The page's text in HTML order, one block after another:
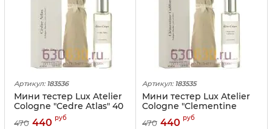
Артикул: 183536
Мини тестер Lux Atelier
Cologne "Cedre Atlas" 40
470 440 руб
Артикул: 183535
Мини тестер Lux Atelier
Cologne "Clementine
California" 40 ml
470 440 руб